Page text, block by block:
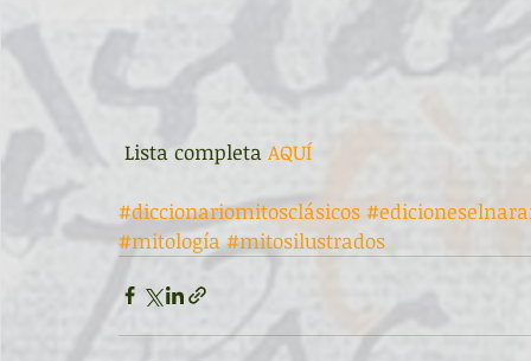
Lista completa AQUÍ
#diccionariomitosclásicos
#mitología #mitosilustrados